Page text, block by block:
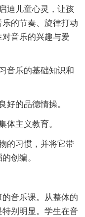
迪儿童心灵，让孩
的节奏、旋律打动
音乐的兴趣与爱
音乐的基础知识和
好的品德情操。
体主义教育。
的习惯，并将它带
创编。
音乐课。从整体的
别明显。学生在音